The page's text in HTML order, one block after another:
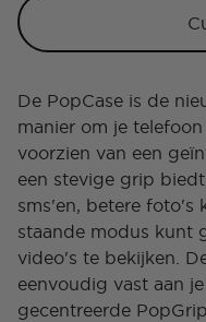
De PopCase is de
manier om je
voorzien van een
een stevige grip
sms'en, betere foto's
staande modus kunt
video's te bekijken.
eenvoudig vast aan
gecentreerde